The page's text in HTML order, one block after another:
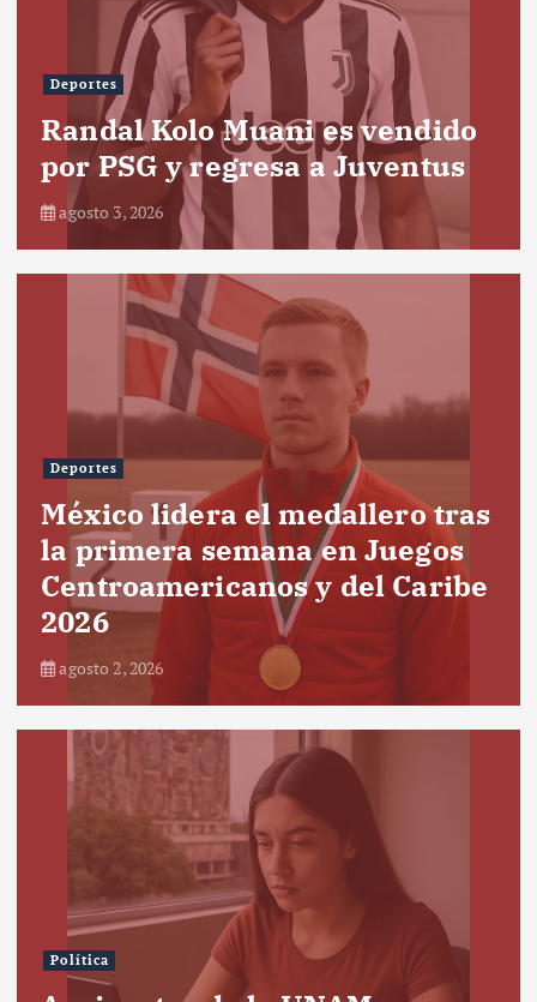
Deportes
Randal Kolo Muani es vendido
por PSG y regresa a Juventus
agosto 3, 2026
Deportes
México lidera el medallero tras
la primera semana en Juegos
Centroamericanos y del Caribe
2026
agosto 2, 2026
Política